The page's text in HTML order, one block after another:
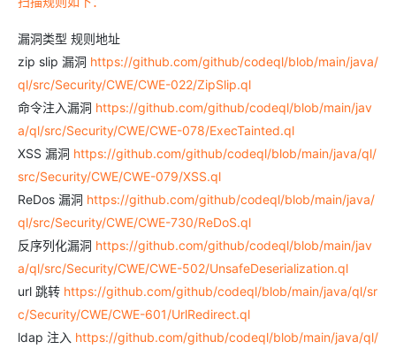
漏洞类型 规则地址
zip slip 漏洞 https://github.com/github/codeql/blob/main/java/
ql/src/Security/CWE/CWE-022/ZipSlip.ql
命令注入漏洞 https://github.com/github/codeql/blob/main/jav
a/ql/src/Security/CWE/CWE-078/ExecTainted.ql
XSS 漏洞 https://github.com/github/codeql/blob/main/java/ql/
src/Security/CWE/CWE-079/XSS.ql
ReDos 漏洞 https://github.com/github/codeql/blob/main/java/
ql/src/Security/CWE/CWE-730/ReDoS.ql
反序列化漏洞 https://github.com/github/codeql/blob/main/jav
a/ql/src/Security/CWE/CWE-502/UnsafeDeserialization.ql
url 跳转 https://github.com/github/codeql/blob/main/java/ql/sr
c/Security/CWE/CWE-601/UrlRedirect.ql
ldap 注入 https://github.com/github/codeql/blob/main/java/ql/